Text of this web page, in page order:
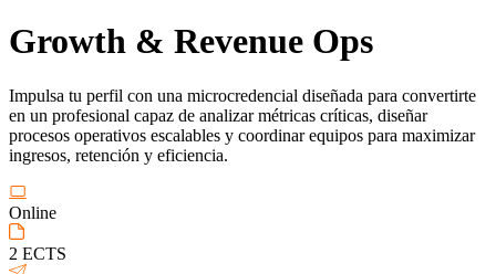
Growth & Revenue Ops
Impulsa tu perfil con una microcredencial diseñada para convertirte
en un profesional capaz de analizar métricas críticas, diseñar
procesos operativos escalables y coordinar equipos para maximizar
ingresos, retención y eficiencia.
Online
2 ECTS